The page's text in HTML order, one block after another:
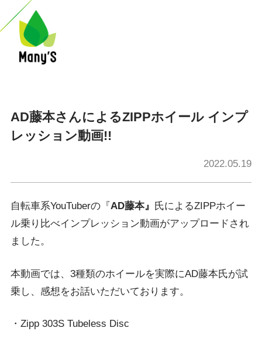
AD藤本さんによるZIPPホイール インプ
レッション動画!!
2022.05.19
自転車系YouTuberの『AD藤本』 氏によるZIPPホイー
ル乗り比べインプレッション動画がアップロードされ
ました。
本動画では、3種類のホイールを実際にAD藤本氏が試
乗し、感想をお話いただいております。
・Zipp 303S Tubeless Disc